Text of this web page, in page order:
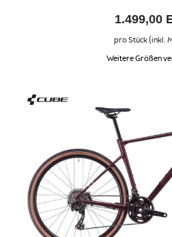
1.499,00
pro Stück (inkl.
Weitere Größen